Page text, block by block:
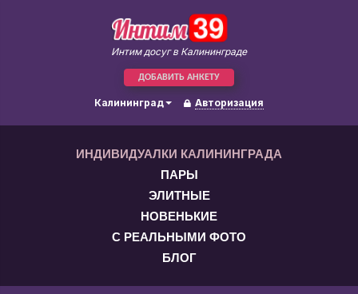
Интим досуг в Калининграде
ДОБАВИТЬ АНКЕТУ
Калининград Авторизация
ИНДИВИДУАЛКИ КАЛИНИНГРАДА
ПАРЫ
ЭЛИТНЫЕ
НОВЕНЬКИЕ
С РЕАЛЬНЫМИ ФОТО
БЛОГ